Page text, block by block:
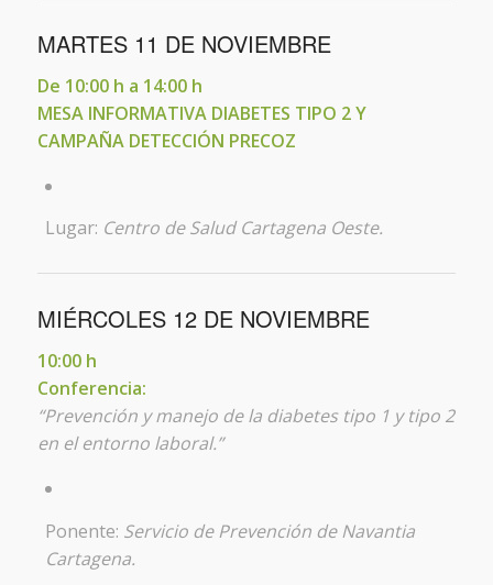
MARTES 11 DE NOVIEMBRE
De 10:00 h a 14:00 h
MESA INFORMATIVA DIABETES TIPO 2 Y
CAMPAÑA DETECCIÓN PRECOZ
Lugar: Centro de Salud Cartagena Oeste.
MIÉRCOLES 12 DE NOVIEMBRE
10:00 h
Conferencia:
“Prevención y manejo de la diabetes tipo 1 y tipo 2
en el entorno laboral.”
Ponente: Servicio de Prevención de Navantia
Cartagena.